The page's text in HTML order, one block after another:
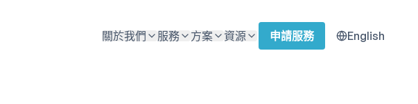
關於我們 服務 方案 資源 申請服務 English